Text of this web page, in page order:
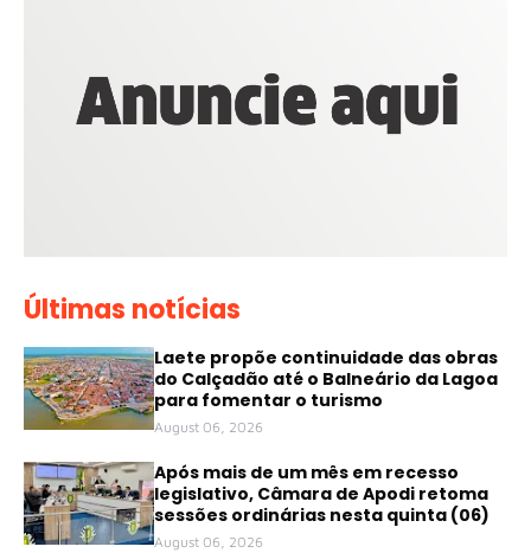
Últimas notícias
Laete propõe continuidade das obras
do Calçadão até o Balneário da Lagoa
para fomentar o turismo
August 06, 2026
Após mais de um mês em recesso
legislativo, Câmara de Apodi retoma
sessões ordinárias nesta quinta (06)
August 06, 2026